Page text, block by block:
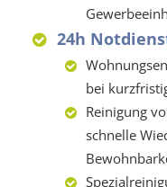
24h
bei
Reinigung
schnelle